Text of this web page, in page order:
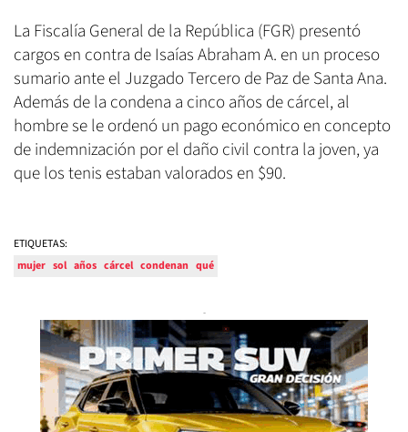
La Fiscalía General de la República (FGR) presentó
cargos en contra de Isaías Abraham A. en un proceso
sumario ante el Juzgado Tercero de Paz de Santa Ana.
Además de la condena a cinco años de cárcel, al
hombre se le ordenó un pago económico en concepto
de indemnización por el daño civil contra la joven, ya
que los tenis estaban valorados en $90.
ETIQUETAS:
mujer sol años cárcel condenan qué